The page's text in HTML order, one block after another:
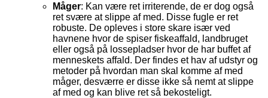
Måger: Kan være ret irriterende, de er dog også
ret svære at slippe af med. Disse fugle er ret
robuste. De opleves i store skare især ved
havnene hvor de spiser fiskeaffald, landbruget
eller også på lossepladser hvor de har buffet af
menneskets affald. Der findes et hav af udstyr og
metoder på hvordan man skal komme af med
måger, desværre er disse ikke så nemt at slippe
af med og kan blive ret så bekosteligt.